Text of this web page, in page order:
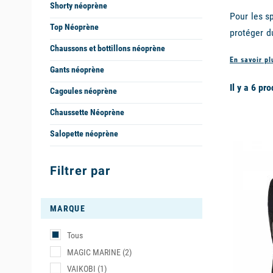
Shorty néoprène
Top Néoprène
Chaussons et bottillons néoprène
Gants néoprène
Cagoules néoprène
Chaussette Néoprène
Salopette néoprène
Filtrer par
MARQUE
Tous
MAGIC MARINE (2)
VAIKOBI (1)
Pour les
protéger
bonne
de
ne se
LES
Parmi
En savoir
Il y a 6